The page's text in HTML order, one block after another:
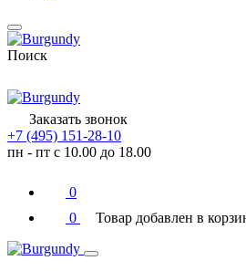
Поиск
Заказать звонок
+7 (495) 151-28-10
пн - пт с 10.00 до 18.00
0
0
Товар добавлен в